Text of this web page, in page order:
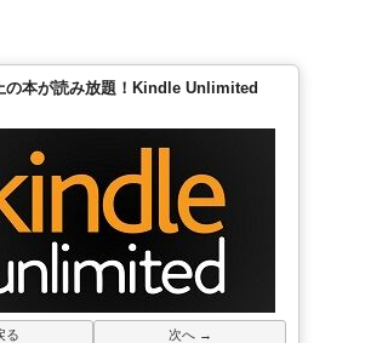
の本が読み放題！Kindle Unlimited
る 次へ →